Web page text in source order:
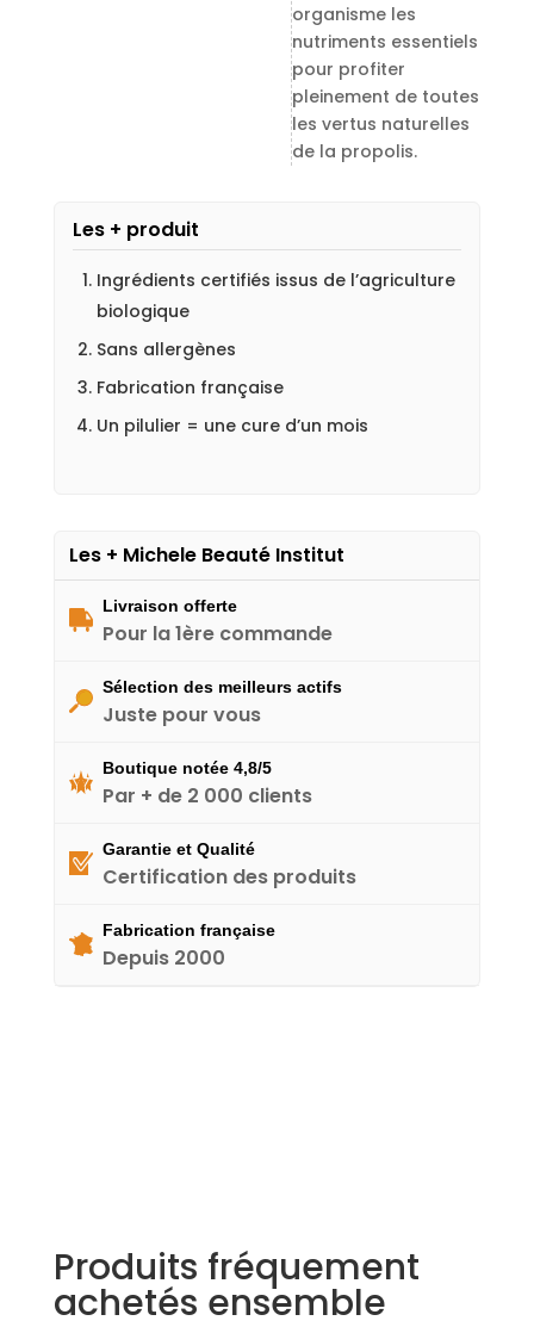
organisme les
nutriments essentiels
pour profiter
pleinement de toutes
les vertus naturelles
de la propolis.
Les + produit
Ingrédients certifiés issus de l’agriculture
biologique
Sans allergènes
Fabrication française
Un pilulier = une cure d’un mois
Les + Michele Beauté Institut
Livraison offerte
Pour la 1ère commande
Sélection des meilleurs actifs
Juste pour vous
Boutique notée 4,8/5
Par + de 2 000 clients
Garantie et Qualité
Certification des produits
Fabrication française
Depuis 2000
Produits fréquement
achetés ensemble